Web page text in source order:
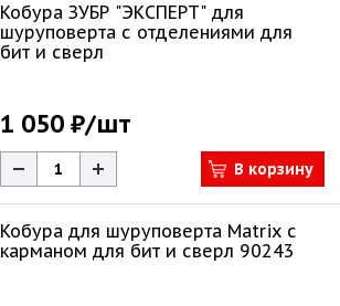
Кобура ЗУБР "ЭКСПЕРТ" для
шуруповерта с отделениями для
бит и сверл
1 050 ₽/шт
В корзину
Кобура для шуруповерта Matrix с
карманом для бит и сверл 90243